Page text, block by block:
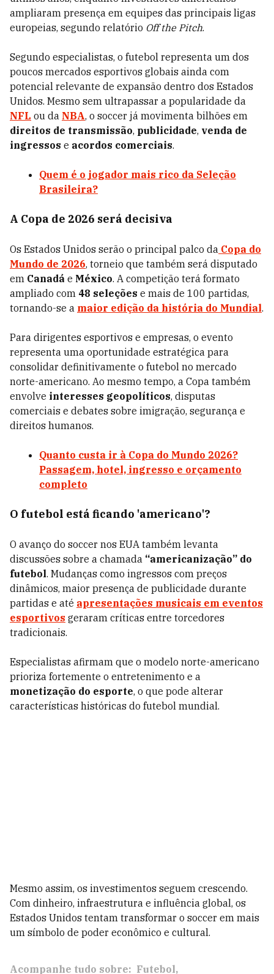
ampliaram presença em equipes das principais ligas
europeias, segundo relatório Off the Pitch.
Segundo especialistas, o futebol representa um dos
poucos mercados esportivos globais ainda com
potencial relevante de expansão dentro dos Estados
Unidos. Mesmo sem ultrapassar a popularidade da
NFL ou da NBA, o soccer já movimenta bilhões em
direitos de transmissão, publicidade, venda de
ingressos e acordos comerciais.
Quem é o jogador mais rico da Seleção
Brasileira?
A Copa de 2026 será decisiva
Os Estados Unidos serão o principal palco da Copa do
Mundo de 2026, torneio que também será disputado
em Canadá e México. A competição terá formato
ampliado com 48 seleções e mais de 100 partidas,
tornando-se a maior edição da história do Mundial.
Para dirigentes esportivos e empresas, o evento
representa uma oportunidade estratégica para
consolidar definitivamente o futebol no mercado
norte-americano. Ao mesmo tempo, a Copa também
envolve interesses geopolíticos, disputas
comerciais e debates sobre imigração, segurança e
direitos humanos.
Quanto custa ir à Copa do Mundo 2026?
Passagem, hotel, ingresso e orçamento
completo
O futebol está ficando 'americano'?
O avanço do soccer nos EUA também levanta
discussões sobre a chamada “americanização” do
futebol. Mudanças como ingressos com preços
dinâmicos, maior presença de publicidade durante
partidas e até apresentações musicais em eventos
esportivos geraram críticas entre torcedores
tradicionais.
Especialistas afirmam que o modelo norte-americano
prioriza fortemente o entretenimento e a
monetização do esporte, o que pode alterar
características históricas do futebol mundial.
Mesmo assim, os investimentos seguem crescendo.
Com dinheiro, infraestrutura e influência global, os
Estados Unidos tentam transformar o soccer em mais
um símbolo de poder econômico e cultural.
Acompanhe tudo sobre: Futebol